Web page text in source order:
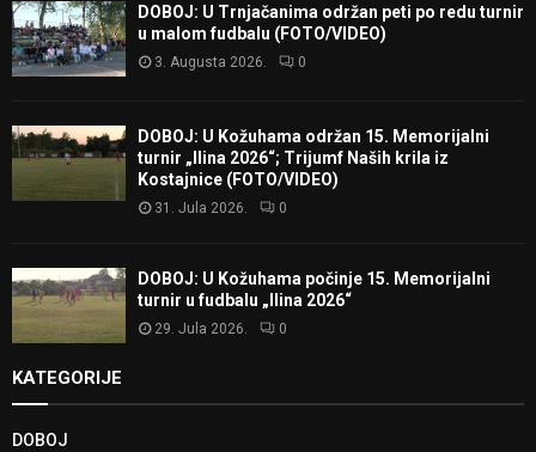
DOBOJ: U Trnjačanima održan peti po redu turnir
u malom fudbalu (FOTO/VIDEO)
3. Augusta 2026. 0
DOBOJ: U Kožuhama održan 15. Memorijalni
turnir „Ilina 2026“; Trijumf Naših krila iz
Kostajnice (FOTO/VIDEO)
31. Jula 2026. 0
DOBOJ: U Kožuhama počinje 15. Memorijalni
turnir u fudbalu „Ilina 2026“
29. Jula 2026. 0
KATEGORIJE
DOBOJ